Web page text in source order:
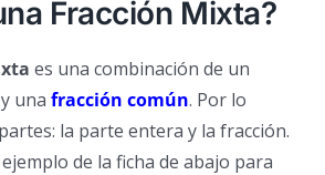
Fracción Mixta?
es una combinación de un
y una fracción común. Por lo
la parte entera y la fracción.
de la ficha de abajo para